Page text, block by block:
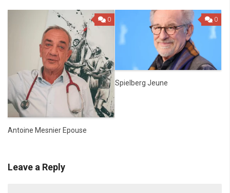
0
Antoine Mesnier Epouse
0
Spielberg Jeune
Leave a Reply